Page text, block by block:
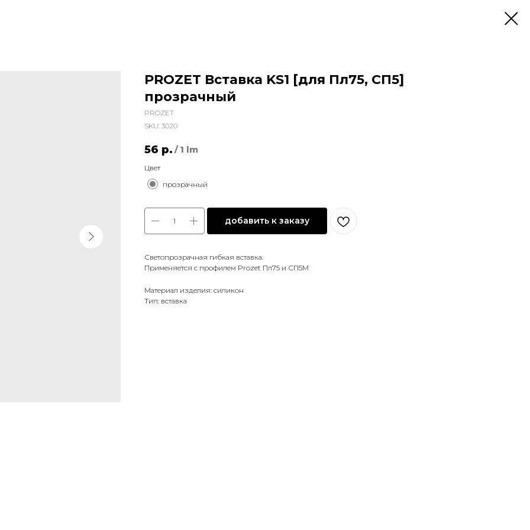
PROZET Вставка KS1 [для Пл75, СП5]
прозрачный
PROZET
SKU: 3020
56 р. / 1 lm
Цвет
прозрачный
добавить к заказу
Светопрозрачная гибкая вставка.
Применяется с профилем Prozet Пл75 и СП5М
Материал изделия: силикон
Тип: вставка